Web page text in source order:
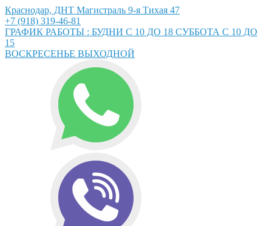
Краснодар, ДНТ Магистраль 9-я Тихая 47
+7 (918) 319-46-81
ГРАФИК РАБОТЫ : БУДНИ С 10 ДО 18 СУББОТА С 10 ДО
15
ВОСКРЕСЕНЬЕ ВЫХОДНОЙ